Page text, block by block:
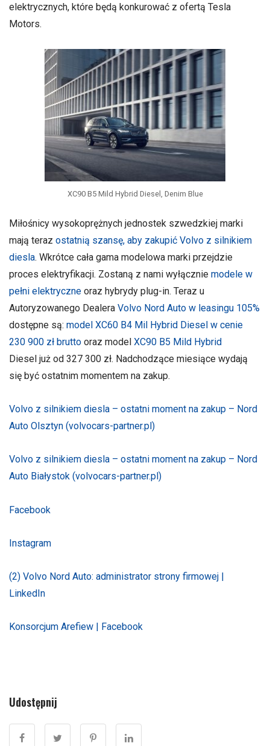
elektrycznych, które będą konkurować z ofertą Tesla
Motors.
XC90 B5 Mild Hybrid Diesel, Denim Blue
Miłośnicy wysokoprężnych jednostek szwedzkiej marki
mają teraz ostatnią szansę, aby zakupić Volvo z silnikiem
diesla. Wkrótce cała gama modelowa marki przejdzie
proces elektryfikacji. Zostaną z nami wyłącznie modele w
pełni elektryczne oraz hybrydy plug-in. Teraz u
Autoryzowanego Dealera Volvo Nord Auto w leasingu 105%
dostępne są: model XC60 B4 Mil Hybrid Diesel w cenie
230 900 zł brutto oraz model XC90 B5 Mild Hybrid
Diesel już od 327 300 zł. Nadchodzące miesiące wydają
się być ostatnim momentem na zakup.
Volvo z silnikiem diesla – ostatni moment na zakup – Nord
Auto Olsztyn (volvocars-partner.pl)
Volvo z silnikiem diesla – ostatni moment na zakup – Nord
Auto Białystok (volvocars-partner.pl)
Facebook
Instagram
(2) Volvo Nord Auto: administrator strony firmowej |
LinkedIn
Konsorcjum Arefiew | Facebook
Udostępnij